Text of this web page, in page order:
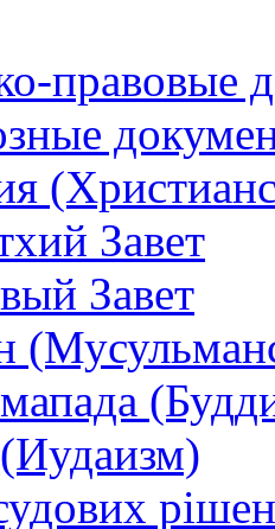
правовые
Завет
Завет